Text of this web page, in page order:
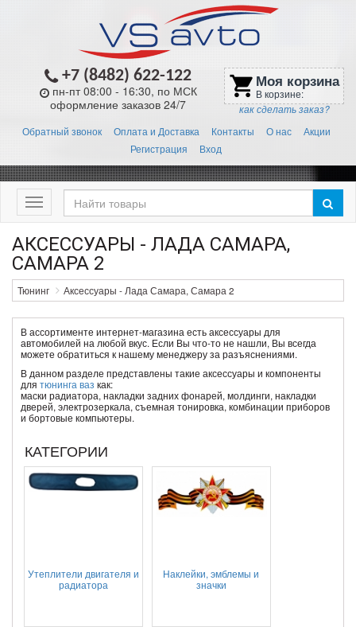
+7 (8482) 622-122
пн-пт 08:00 - 16:30, по МСК
оформление заказов 24/7
shopping_cart Моя корзина
В корзине:
как сделать заказ?
Обратный звонок Оплата и Доставка Контакты О нас
Акции
Регистрация
Вход
Меню
АКСЕССУАРЫ - ЛАДА САМАРА,
САМАРА 2
Тюнинг Аксессуары - Лада Самара, Самара 2
В ассортименте интернет-магазина есть аксессуары для
автомобилей на любой вкус. Если Вы что-то не нашли, Вы всегда
можете обратиться к нашему менеджеру за разъяснениями.
В данном разделе представлены такие аксессуары и компоненты
для тюнинга ваз как:
маски радиатора, накладки задних фонарей, молдинги, накладки
дверей, электрозеркала, съемная тонировка, комбинации приборов
и бортовые компьютеры.
КАТЕГОРИИ
Утеплители двигателя и
радиатора
Наклейки, эмблемы и
значки